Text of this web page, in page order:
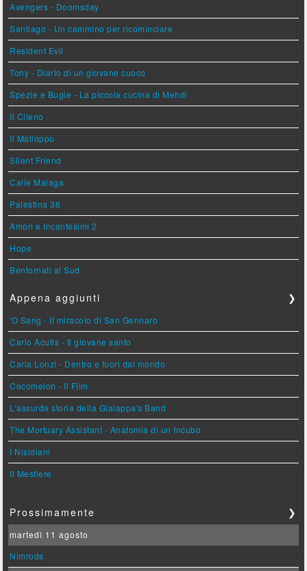
Avengers - Doomsday
Santiago - Un cammino per ricominciare
Resident Evil
Tony - Diario di un giovane cuoco
Spezie e Bugie - La piccola cucina di Mehdi
Il Cileno
Il Malloppo
Silent Friend
Calle Malaga
Palestina 36
Amori e Incantesimi 2
Hope
Bentornati al Sud
Appena aggiunti ❯
'O Sang - Il miracolo di San Gennaro
Carlo Acutis - Il giovane santo
Carla Lonzi - Dentro e fuori dal mondo
Cocomelon - Il Film
L'assurda storia della Gialappa's Band
The Mortuary Assistant - Anatomia di un Incubo
I Nisidiani
Il Mestiere
Prossimamente ❯
martedì 11 agosto
Nimrods